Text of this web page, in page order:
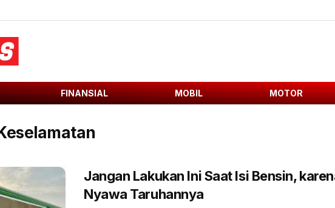
FINANSIAL MOBIL MOTOR
Jangan Lakukan Ini Saat Isi Bensin,
Nyawa Taruhannya